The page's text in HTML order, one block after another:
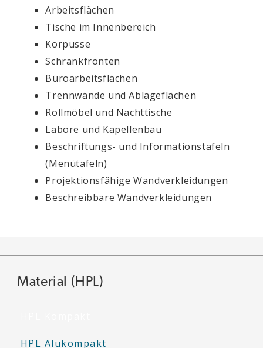
Material (HPL)
HPL Alukompakt
Arbeitsflächen
Tische im Innenbereich
Korpusse
Schrankfronten
Büroarbeitsflächen
Trennwände und Ablageflächen
Rollmöbel und Nachttische
Labore und Kapellenbau
Beschriftungs- und Informationstafeln
(Menütafeln)
Projektionsfähige Wandverkleidungen
Beschreibbare Wandverkleidungen